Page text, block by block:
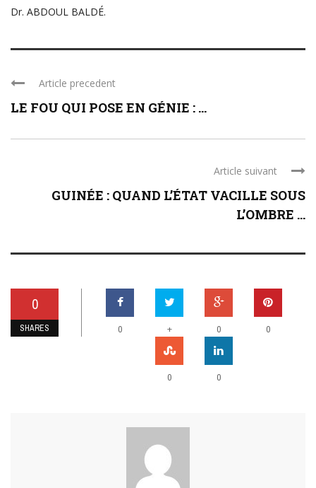
Dr. ABDOUL BALDÉ.
Article precedent
LE FOU QUI POSE EN GÉNIE : ...
Article suivant
GUINÉE : QUAND L’ÉTAT VACILLE SOUS
L’OMBRE ...
0
SHARES 0 + 0 0
0 0